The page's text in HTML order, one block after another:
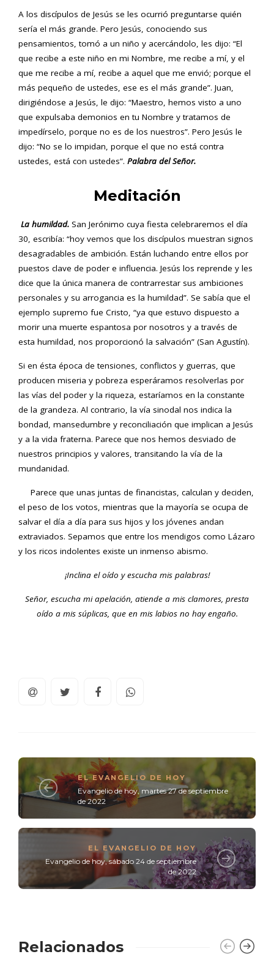
A los discípulos de Jesús se les ocurrió preguntarse quién
sería el más grande. Pero Jesús, conociendo sus
pensamientos, tomó a un niño y acercándolo, les dijo: “El
que recibe a este niño en mi Nombre, me recibe a mí, y el
que me recibe a mí, recibe a aquel que me envió; porque el
más pequeño de ustedes, ese es el más grande”. Juan,
dirigiéndose a Jesús, le dijo: “Maestro, hemos visto a uno
que expulsaba demonios en tu Nombre y tratamos de
impedírselo, porque no es de los nuestros”. Pero Jesús le
dijo: “No se lo impidan, porque el que no está contra
ustedes, está con ustedes”. Palabra del Señor.
Meditación
La humildad. San Jerónimo cuya fiesta celebraremos el día
30, escribía: “hoy vemos que los discípulos muestran signos
desagradables de ambición. Están luchando entre ellos por
puestos clave de poder e influencia. Jesús los reprende y les
dice que la única manera de contrarrestar sus ambiciones
personales y su arrogancia es la humildad”. Se sabía que el
ejemplo supremo fue Cristo, “ya que estuvo dispuesto a
morir una muerte espantosa por nosotros y a través de
esta humildad, nos proporcionó la salvación” (San Agustín).
Si en ésta época de tensiones, conflictos y guerras, que
producen miseria y pobreza esperáramos resolverlas por
las vías del poder y la riqueza, estaríamos en la constante
de la grandeza. Al contrario, la vía sinodal nos indica la
bondad, mansedumbre y reconciliación que implican a Jesús
y a la vida fraterna. Parece que nos hemos desviado de
nuestros principios y valores, transitando la vía de la
mundanidad.
Parece que unas juntas de financistas, calculan y deciden,
el peso de los votos, mientras que la mayoría se ocupa de
salvar el día a día para sus hijos y los jóvenes andan
extraviados. Sepamos que entre los mendigos como Lázaro
y los ricos indolentes existe un inmenso abismo.
¡Inclina el oído y escucha mis palabras!
Señor, escucha mi apelación, atiende a mis clamores, presta
oído a mis súplicas, que en mis labios no hay engaño.
EL EVANGELIO DE HOY
Evangelio de hoy, martes 27 de septiembre
de 2022
EL EVANGELIO DE HOY
Evangelio de hoy, sábado 24 de septiembre
de 2022
Relacionados